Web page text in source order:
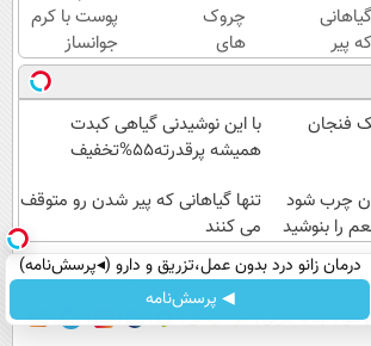
با تخفیف
ویژه)
طلا💰
ثبت
نام
کن!
گیاهانی
که پیر
شدن
رو
متوقف
چروک
های
سطحی
و عمقی
پوست با
کرم
پوست با کرم
جوانساز
پوست
آلمانی(تخفیف
ویژه تا
امشب)
فنجان
با این نوشیدنی گیاهی کبدت
همیشه پرقدرته55%تخفیف
چرب شود
را بنوشید
تنها گیاهانی که پیر شدن رو متوقف
می کنند
درمان زانو درد بدون عمل،تزریق و دارو (◂پرسش‌نامه)
◀ پرسش‌نامه
عصر ایران۲ تماس با ما
و هوا اوقات شرعی سواد زندگی